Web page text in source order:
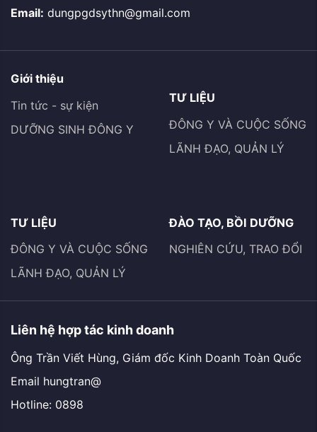
Email: dungpgdsythn@gmail.com
Giới thiệu
Tin tức - sự kiện
DƯỠNG SINH ĐÔNG Y
TƯ LIỆU
ĐÔNG Y VÀ CUỘC SỐNG
LÃNH ĐẠO, QUẢN LÝ
TƯ LIỆU
ĐÔNG Y VÀ CUỘC SỐNG
LÃNH ĐẠO, QUẢN LÝ
ĐÀO TẠO, BỒI DƯỠNG
NGHIÊN CỨU, TRAO ĐỔI
Liên hệ hợp tác kinh doanh
Ông Trần Viết Hùng, Giám đốc Kinh Doanh Toàn Quốc
Email hungtran@
Hotline: 0898